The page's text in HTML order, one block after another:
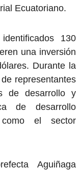
Ecuatoriano.
130
una inversión
Durante la
representantes
de desarrollo y
de desarrollo
el sector
Aguiñaga